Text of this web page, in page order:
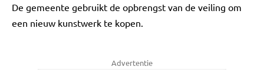
De gemeente gebruikt de opbrengst van de veiling om
een nieuw kunstwerk te kopen.
Advertentie